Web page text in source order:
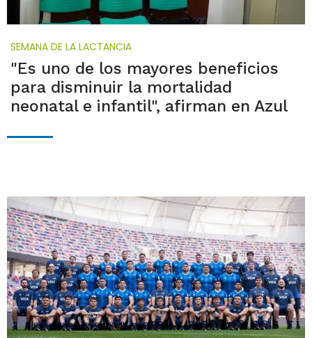
SEMANA DE LA LACTANCIA
"Es uno de los mayores beneficios
para disminuir la mortalidad
neonatal e infantil", afirman en Azul